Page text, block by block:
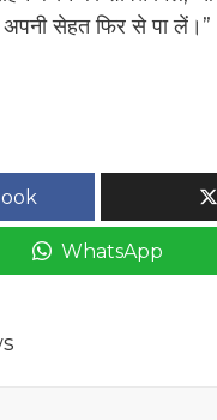
सेहत फिर से पा लें।”
WhatsApp